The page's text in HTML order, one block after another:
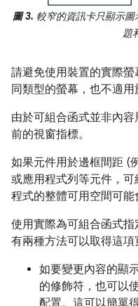
圖 3. 較窄的資訊卡只顯示
題
請避免使用裝置的實際
同類型的螢幕，也不適用
由於可組合函式並非內
前的視窗指標。
如果元件用於邊框間距 (
或應用程式列等元件，
程式的整體可用空間可能
使用實際為可組合函式指
有兩種方法可以取得這項
如要變更內容的顯
的修飾符，也可以